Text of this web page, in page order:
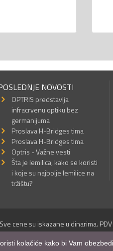
NOVOSTI
OPTRIS predstavlja
infracrvenu optiku bez
germanijuma
Proslava H-Bridges tima
Proslava H-Bridges tima
Optris - Važne vesti
Šta je lemilica, kako se koristi
i koje su najbolje lemilice na
tržištu?
Sve cene su iskazane u dinarima.
© Mikro Princ 1999 - 2026. Sva prava
Kreirao*nbgcreator |Izdrada
kolačiće kako bi Vam